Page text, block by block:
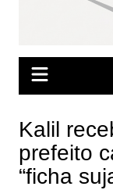
Kalil
prefeito
“ficha